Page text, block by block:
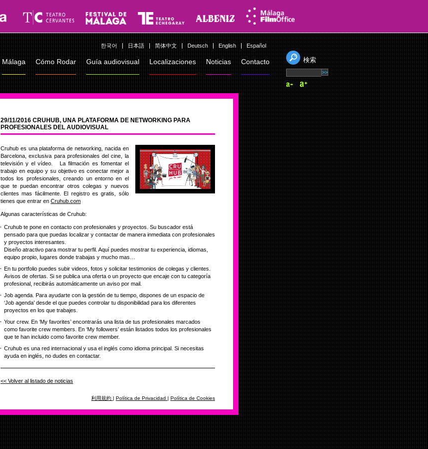
Español
English
Deutsch
简体中文
日本語
한국어
Málaga Cómo Rodar Guía audiovisual Localizaciones Noticias Contacto 検索
29/11/2016 CRUHUB, UNA PLATAFORMA DE NETWORKING PARA
PROFESIONALES DEL AUDIOVISUAL
Cruhub es una plataforma de networking, nacida en
Barcelona, exclusiva para profesionales del cine, la
televisión y el vídeo. La filmación es fomentar el
trabajo en equipo y su objetivo es conectar mejor a
todos los profesionales, creando un entorno en el
que te puedan encontrar otros colegas y nuevos
clientes mas fácilmente. El registro es gratis, sólo
tienes que entrar en Cruhub.com
Algunas características de Cruhub:
Cruhub te pone en contacto con profesionales y proyectos. Su buscador está
pensado para que puedas localizar y contactar de manera inmediata con profesionales
y proyectos interesantes.
Diseño atractivo para mostrar tu perfil. Aquí puedes mostrar tu experiencia, idiomas,
equipo propio, lugares donde trabajas y mucho mas…
En tu portfolio puedes subir videos, fotos y solicitar testimonios de colegas y clientes.
Avisos de ofertas. Si se publica una oferta o un proyecto que encaje con tu categoría
profesional, recibirás automáticamente un aviso por mail.
Job agenda. Para ayudarte con la gestión de tu tiempo, dispones de un espacio de
‘Job agenda’ desde el que puedes controlar tu disponibilidad para los diferentes
proyectos en los que trabajes.
Your crew. En ‘My favorites’ encontrarás una lista de tus profesionales marcados
como favorite crew members. En ‘My followers’ están listados todos los profesionales
que te han incluido como favorite crew member.
Cruhub es una red internacional y usa el inglés como idioma principal. Si necesitas
ayuda en inglés, no dudes en contactar.
<< Volver al listado de noticias
利用規約 | Política de Privacidad | Política de Cookies